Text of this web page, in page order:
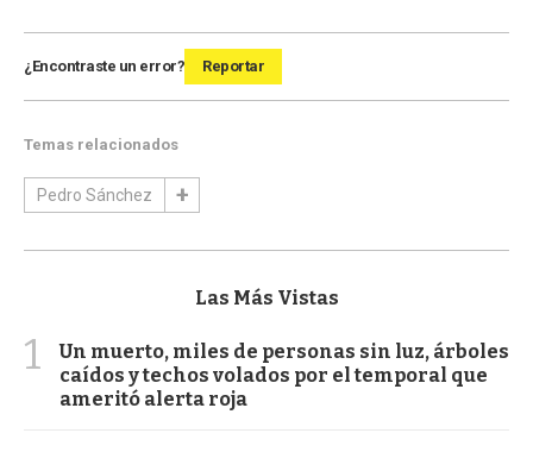
¿Encontraste un error? Reportar
Temas relacionados
Pedro Sánchez
Las Más Vistas
1
Un muerto, miles de personas sin luz, árboles
caídos y techos volados por el temporal que
ameritó alerta roja